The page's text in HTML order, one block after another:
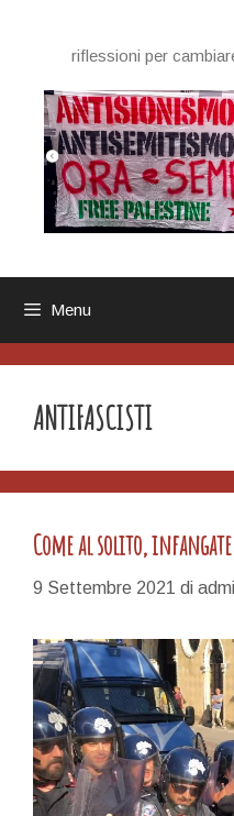
contenutoriflessioni per
Menu
ANTIFASCISTI
Come al solito,
9 Settembre 2021 di